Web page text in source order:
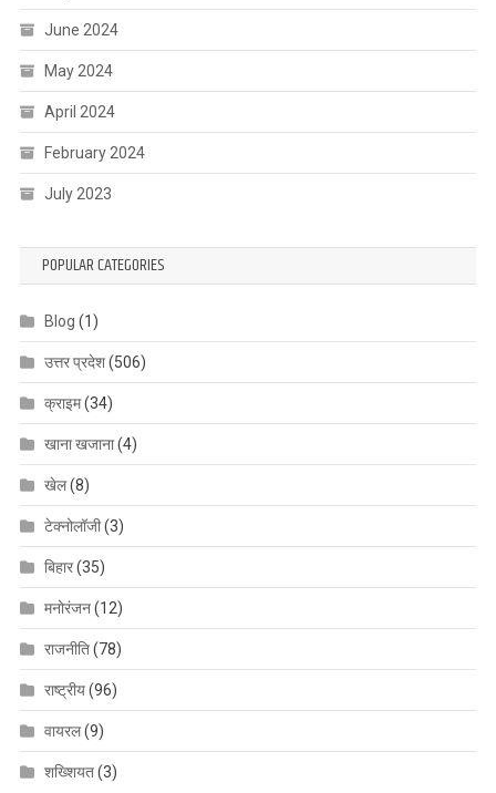
June 2024
May 2024
April 2024
February 2024
July 2023
POPULAR CATEGORIES
Blog (1)
उत्तर प्रदेश(506)
क्राइम(34)
खाना खजाना(4)
खेल(8)
टेक्नोलॉजी(3)
बिहार(35)
मनोरंजन(12)
राजनीति(78)
राष्ट्रीय(96)
वायरल(9)
शख्शियत(3)